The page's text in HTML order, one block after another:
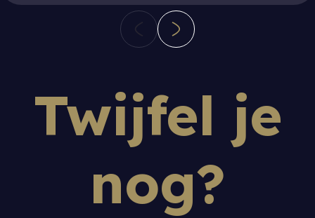
Twijfel je
nog?